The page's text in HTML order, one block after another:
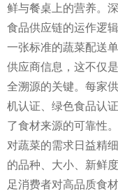
鲜与餐桌上的营养。
食品供应链的运作逻
一张标准的蔬菜配送
供应商信息，这不仅
全溯源的关键。每家
机认证、绿色食品认
了食材来源的可靠性
对蔬菜的需求日益精
的品种、大小、新鲜
足消费者对高品质食材